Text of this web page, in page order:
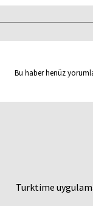
Bu haber henüz
Turktime